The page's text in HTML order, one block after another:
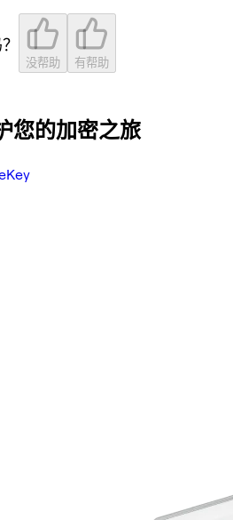
没帮助 有帮助
您的加密之旅